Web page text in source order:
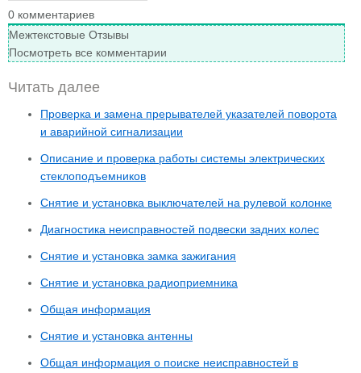
0 комментариев
Межтекстовые Отзывы
Посмотреть все комментарии
Читать далее
Проверка и замена прерывателей указателей поворота
и аварийной сигнализации
Описание и проверка работы системы электрических
стеклоподъемников
Снятие и установка выключателей на рулевой колонке
Диагностика неисправностей подвески задних колес
Снятие и установка замка зажигания
Снятие и установка радиоприемника
Общая информация
Снятие и установка антенны
Общая информация о поиске неисправностей в